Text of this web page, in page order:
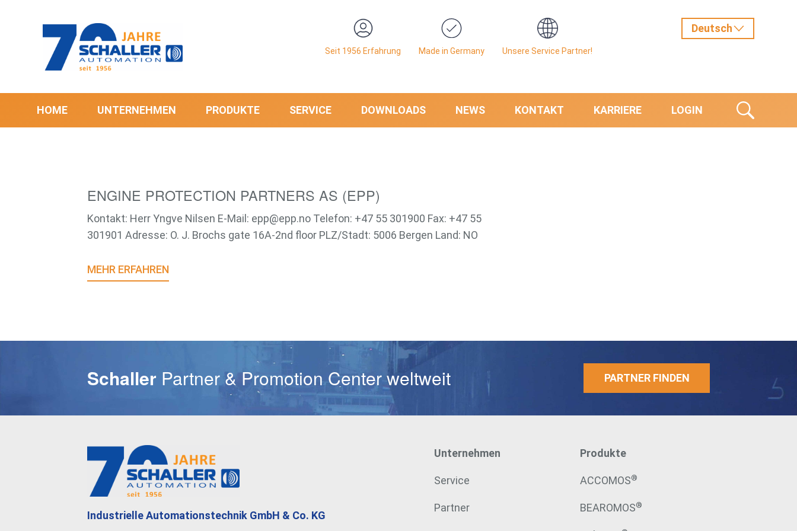
Seit 1956 Erfahrung Made in Germany Unsere Service Partner!
HOME UNTERNEHMEN PRODUKTE SERVICE DOWNLOADS NEWS KONTAKT KARRIERE LOGIN
Passwort
ENGINE PROTECTION PARTNERS AS (EPP)
Kontakt: Herr Yngve Nilsen E-Mail: epp@epp.no Telefon: +47 55 301900 Fax: +47 55
301901 Adresse: O. J. Brochs gate 16A-2nd floor PLZ/Stadt: 5006 Bergen Land: NO
MEHR ERFAHREN
Schaller Partner & Promotion Center weltweit PARTNER FINDEN
Industrielle Automationstechnik GmbH & Co. KG
Unternehmen
Service
Partner
Produkte
ACCOMOS®
BEAROMOS®